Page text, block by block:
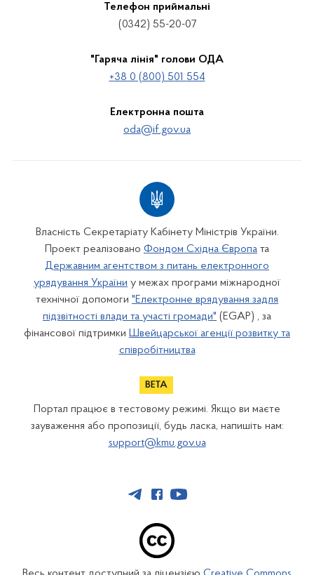
Телефон приймальні
(0342) 55-20-07
"Гаряча лінія" голови ОДА
+38 0 (800) 501 554
Електронна пошта
oda@if.gov.ua
Власність Секретаріату Кабінету Міністрів України.
Проект реалізовано Фондом Східна Європа та
Державним агентством з питань електронного
урядування України у межах програми міжнародної
технічної допомоги "Електронне врядування задля
підзвітності влади та участі громади" (EGAP) , за
фінансової підтримки Швейцарської агенції розвитку та
співробітництва
Портал працює в тестовому режимі. Якщо ви маєте
зауваження або пропозиції, будь ласка, напишіть нам:
support@kmu.gov.ua